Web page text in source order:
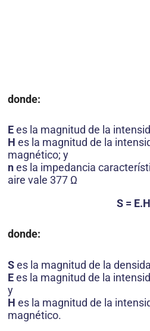
donde:
Ees la magnitud de la
H es la magnitud de la
magnético; y
nes la impedancia
aire vale 377 Ω
S = E.H
donde:
Ses la magnitud de la
Ees la magnitud de la
y
H es la magnitud de la
magnético.